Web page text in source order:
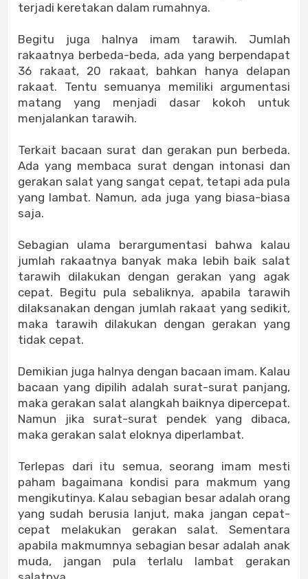
terjadi keretakan dalam rumahnya.
Begitu juga halnya imam tarawih. Jumlah
rakaatnya berbeda-beda, ada yang berpendapat
36 rakaat, 20 rakaat, bahkan hanya delapan
rakaat. Tentu semuanya memiliki argumentasi
matang yang menjadi dasar kokoh untuk
menjalankan tarawih.
Terkait bacaan surat dan gerakan pun berbeda.
Ada yang membaca surat dengan intonasi dan
gerakan salat yang sangat cepat, tetapi ada pula
yang lambat. Namun, ada juga yang biasa-biasa
saja.
Sebagian ulama berargumentasi bahwa kalau
jumlah rakaatnya banyak maka lebih baik salat
tarawih dilakukan dengan gerakan yang agak
cepat. Begitu pula sebaliknya, apabila tarawih
dilaksanakan dengan jumlah rakaat yang sedikit,
maka tarawih dilakukan dengan gerakan yang
tidak cepat.
Demikian juga halnya dengan bacaan imam. Kalau
bacaan yang dipilih adalah surat-surat panjang,
maka gerakan salat alangkah baiknya dipercepat.
Namun jika surat-surat pendek yang dibaca,
maka gerakan salat eloknya diperlambat.
Terlepas dari itu semua, seorang imam mesti
paham bagaimana kondisi para makmum yang
mengikutinya. Kalau sebagian besar adalah orang
yang sudah berusia lanjut, maka jangan cepat-
cepat melakukan gerakan salat. Sementara
apabila makmumnya sebagian besar adalah anak
muda, jangan pula terlalu lambat gerakan